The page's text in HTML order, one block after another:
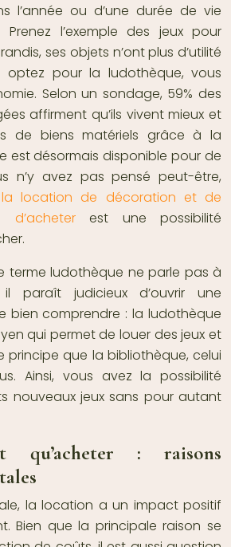
l’année ou d’une durée de vie
Prenez l’exemple des jeux pour
ses objets n’ont plus d’utilité
optez pour la ludothèque, vous
Selon un sondage, 59% des
affirment qu’ils vivent mieux et
de biens matériels grâce à la
est désormais disponible pour de
n’y avez pas pensé peut-être,
location de décoration et de
est une possibilité
terme ludothèque ne parle pas à
paraît judicieux d’ouvrir une
bien comprendre : la ludothèque
qui permet de louer des jeux et
principe que la bibliothèque, celui
Ainsi, vous avez la possibilité
nouveaux jeux sans pour autant
qu’acheter : raisons
la location a un impact positif
Bien que la principale raison se